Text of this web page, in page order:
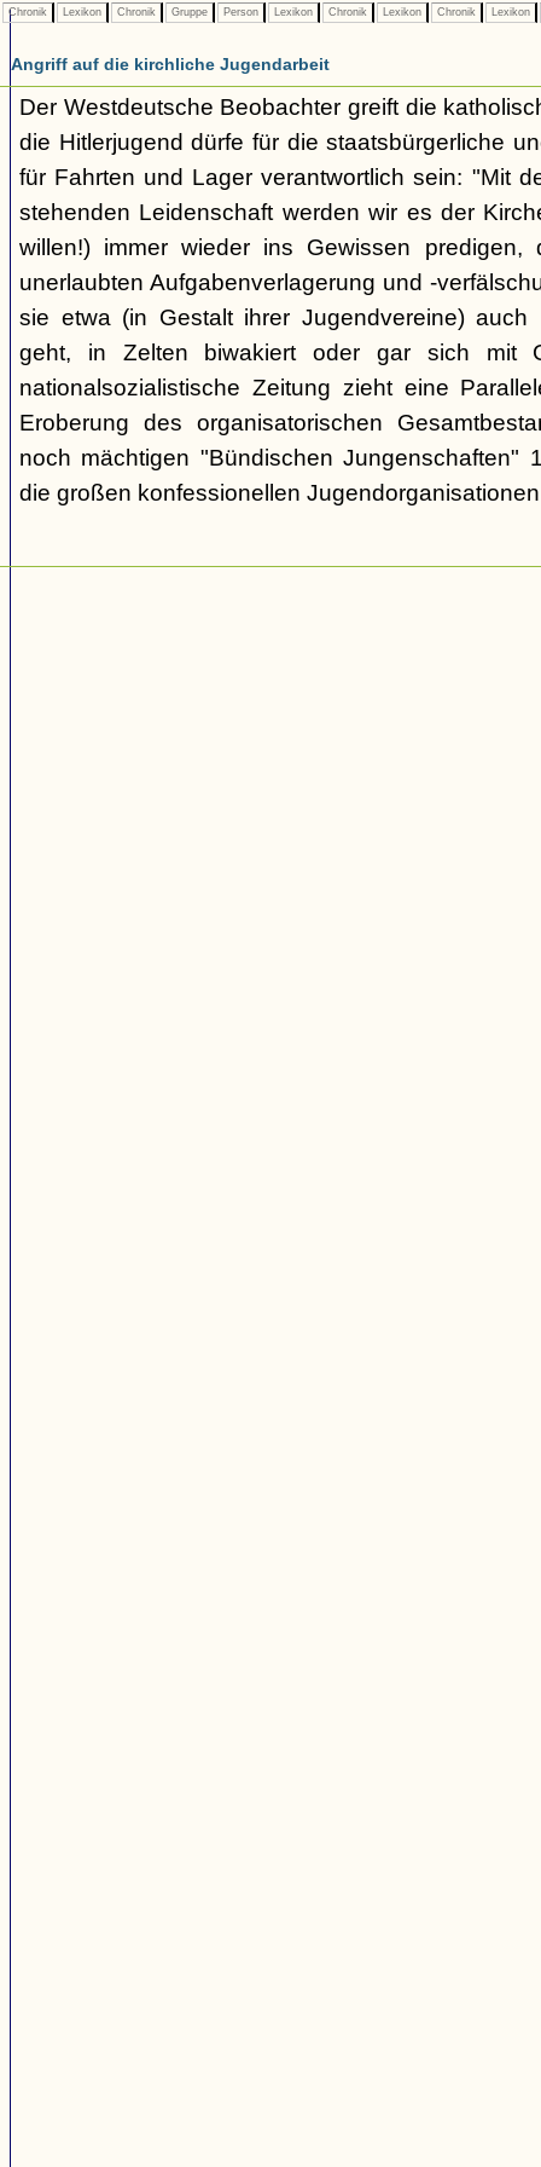
Chronik Lexikon Chronik Gruppe Person Lexikon Chronik Lexikon Chronik Lexikon
Angriff auf die kirchliche Jugendarbeit
Der Westdeutsche Beobachter greift die
die Hitlerjugend dürfe für die staatsbürgerliche
für Fahrten und Lager verantwortlich sein: "Mit
stehenden Leidenschaft werden wir es der
willen!) immer wieder ins Gewissen
unerlaubten Aufgabenverlagerung und -
sie etwa (in Gestalt ihrer Jugendvereine) auch
geht, in Zelten biwakiert oder gar sich mit
nationalsozialistische Zeitung zieht eine
Eroberung des organisatorischen
noch mächtigen "Bündischen Jungenschaften"
die großen konfessionellen